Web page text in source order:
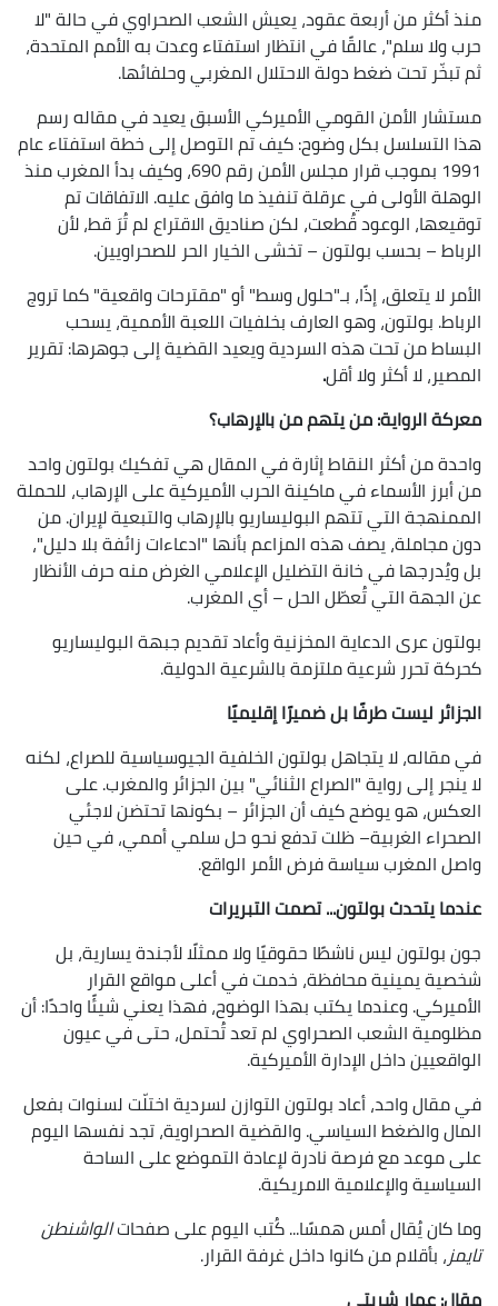
منذ أكثر من أربعة عقود، يعيش الشعب الصحراوي في حالة "لا
حرب ولا سلم"، عالقًا في انتظار استفتاء وعدت به الأمم المتحدة،
ثم تبخّر تحت ضغط دولة الاحتلال المغربي وحلفائها.
مستشار الأمن القومي الأميركي الأسبق يعيد في مقاله رسم
هذا التسلسل بكل وضوح: كيف تم التوصل إلى خطة استفتاء عام
1991 بموجب قرار مجلس الأمن رقم 690، وكيف بدأ المغرب منذ
الوهلة الأولى في عرقلة تنفيذ ما وافق عليه. الاتفاقات تم
توقيعها، الوعود قُطعت، لكن صناديق الاقتراع لم تُرَ قط، لأن
الرباط – بحسب بولتون – تخشى الخيار الحر للصحراويين.
الأمر لا يتعلق، إذًا، بـ"حلول وسط" أو "مقترحات واقعية" كما تروج
الرباط. بولتون، وهو العارف بخلفيات اللعبة الأممية، يسحب
البساط من تحت هذه السردية ويعيد القضية إلى جوهرها: تقرير
المصير، لا أكثر ولا أقل.
معركة الرواية: من يتهم من بالإرهاب؟
واحدة من أكثر النقاط إثارة في المقال هي تفكيك بولتون واحد
من أبرز الأسماء في ماكينة الحرب الأميركية على الإرهاب، للحملة
الممنهجة التي تتهم البوليساريو بالإرهاب والتبعية لإيران. من
دون مجاملة، يصف هذه المزاعم بأنها "ادعاءات زائفة بلا دليل"،
بل ويُدرجها في خانة التضليل الإعلامي الغرض منه حرف الأنظار
عن الجهة التي تُعطّل الحل – أي المغرب.
بولتون عرى الدعاية المخزنية وأعاد تقديم جبهة البوليساريو
كحركة تحرر شرعية ملتزمة بالشرعية الدولية.
الجزائر ليست طرفًا بل ضميرًا إقليميًا
في مقاله، لا يتجاهل بولتون الخلفية الجيوسياسية للصراع، لكنه
لا ينجر إلى رواية "الصراع الثنائي" بين الجزائر والمغرب. على
العكس، هو يوضح كيف أن الجزائر – بكونها تحتضن لاجئي
الصحراء الغربية– ظلت تدفع نحو حل سلمي أممي، في حين
واصل المغرب سياسة فرض الأمر الواقع.
عندما يتحدث بولتون... تصمت التبريرات
جون بولتون ليس ناشطًا حقوقيًا ولا ممثلًا لأجندة يسارية، بل
شخصية يمينية محافظة، خدمت في أعلى مواقع القرار
الأميركي. وعندما يكتب بهذا الوضوح، فهذا يعني شيئًا واحدًا: أن
مظلومية الشعب الصحراوي لم تعد تُحتمل، حتى في عيون
الواقعيين داخل الإدارة الأميركية.
في مقال واحد، أعاد بولتون التوازن لسردية اختلّت لسنوات بفعل
المال والضغط السياسي. والقضية الصحراوية، تجد نفسها اليوم
على موعد مع فرصة نادرة لإعادة التموضع على الساحة
السياسية والإعلامية الامريكية.
وما كان يُقال أمس همسًا... كُتب اليوم على صفحاتالواشنطن
تايمز، بأقلام من كانوا داخل غرفة القرار.
مقال: عمار شريتي